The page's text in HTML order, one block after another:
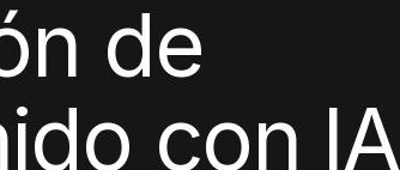
de
con IA